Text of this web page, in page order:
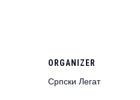
ORGANIZER
Српски Легат